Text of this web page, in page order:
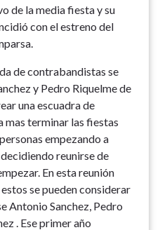
de la media fiesta y su
con el estreno del
de contrabandistas se
y Pedro Riquelme de
una escuadra de
mas terminar las fiestas
empezando a
reunirse de
En esta reunión
se pueden considerar
Antonio Sanchez, Pedro
. Ese primer año